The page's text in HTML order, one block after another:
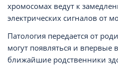
хромосомах ведут к
электрических сигналов от
Патология передается от
могут появляться и впервые
ближайшие родственники